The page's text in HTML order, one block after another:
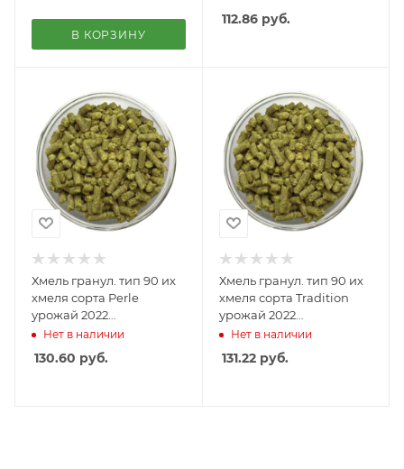
В КОРЗИНУ
112.86руб.
Хмель гранул. тип 90 их
хмеля сорта Perle
урожай 2022
года,20кг,альфа-кислота
Нет в наличии
130.60 руб.
Хмель гранул. тип 90 их
хмеля сорта Tradition
урожай 2022
года,20кг,альфа-кислота
Нет в наличии
131.22руб.